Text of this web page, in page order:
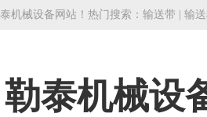
机械设备网站！热门搜索： 输送带 输
勒泰机械设